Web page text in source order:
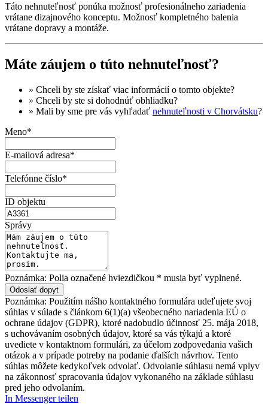
Táto nehnuteľnosť ponúka možnosť profesionálneho zariadenia
vrátane dizajnového konceptu. Možnosť kompletného balenia
vrátane dopravy a montáže.
Máte záujem o túto nehnuteľnosť?
» Chceli by ste získať viac informáciío tomto objekte?
» Chceli by ste si dohodnúť obhliadku?
» Mali by sme pre vás vyhľadať nehnuteľnosti v Chorvátsku?
Meno*
E-mailová adresa*
Telefónne číslo*
ID objektu
Správy
Poznámka: Polia označené hviezdičkou * musia byť vyplnené.
Poznámka: Použitím nášho kontaktného formulára udeľujete svoj
súhlas v súlade s článkom 6(1)(a) všeobecného nariadenia EÚ o
ochrane údajov (GDPR), ktoré nadobudlo účinnosť 25. mája 2018,
s uchovávaním osobných údajov, ktoré sa vás týkajú a ktoré
uvediete v kontaktnom formulári, za účelom zodpovedania vašich
otázok a v prípade potreby na podanie ďalších návrhov. Tento
súhlas môžete kedykoľvek odvolať. Odvolanie súhlasu nemá vplyv
na zákonnosť spracovania údajov vykonaného na základe súhlasu
pred jeho odvolaním.
In Messenger teilen